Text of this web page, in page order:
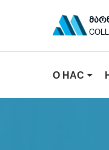
О НАС